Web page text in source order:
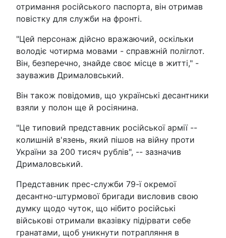
отримання російського паспорта, він отримав
повістку для служби на фронті.
"Цей персонаж дійсно вражаючий, оскільки
володіє чотирма мовами - справжній поліглот.
Він, безперечно, знайде своє місце в житті," -
зауважив Дрималовський.
Він також повідомив, що українські десантники
взяли у полон ще й росіянина.
"Це типовий представник російської армії --
колишній в'язень, який пішов на війну проти
України за 200 тисяч рублів", -- зазначив
Дрималовський.
Представник прес-служби 79-ї окремої
десантно-штурмової бригади висловив свою
думку щодо чуток, що нібито російські
військові отримали вказівку підірвати себе
гранатами, щоб уникнути потрапляння в